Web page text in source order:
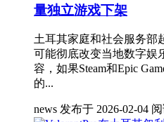
量独立游戏下架
土耳其家庭和社会服务部
可能彻底改变当地数字娱
容，如果Steam和Epic
的...
news 发布于 2026-02-04 阅